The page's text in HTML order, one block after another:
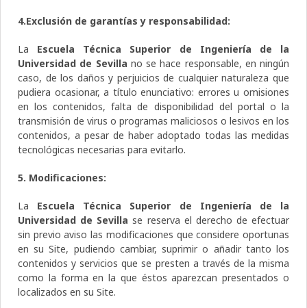
4.Exclusión de garantías y responsabilidad:
La Escuela Técnica Superior de Ingeniería de la
Universidad de Sevilla no se hace responsable, en ningún
caso, de los daños y perjuicios de cualquier naturaleza que
pudiera ocasionar, a título enunciativo: errores u omisiones
en los contenidos, falta de disponibilidad del portal o la
transmisión de virus o programas maliciosos o lesivos en los
contenidos, a pesar de haber adoptado todas las medidas
tecnológicas necesarias para evitarlo.
5. Modificaciones:
La Escuela Técnica Superior de Ingeniería de la
Universidad de Sevilla se reserva el derecho de efectuar
sin previo aviso las modificaciones que considere oportunas
en su Site, pudiendo cambiar, suprimir o añadir tanto los
contenidos y servicios que se presten a través de la misma
como la forma en la que éstos aparezcan presentados o
localizados en su Site.